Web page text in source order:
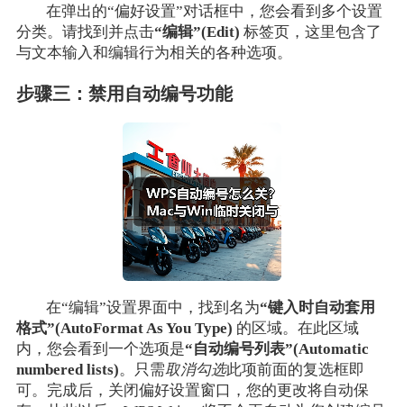
在弹出的“偏好设置”对话框中，您会看到多个设置
分类。请找到并点击“编辑”(Edit) 标签页，这里包含了
与文本输入和编辑行为相关的各种选项。
步骤三：禁用自动编号功能
在“编辑”设置界面中，找到名为“键入时自动套用
格式”(AutoFormat As You Type) 的区域。在此区域
内，您会看到一个选项是“自动编号列表”(Automatic
numbered lists)。只需取消勾选此项前面的复选框即
可。完成后，关闭偏好设置窗口，您的更改将自动保